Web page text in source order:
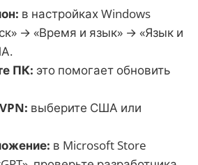
в настройках Windows
→ «Время и язык» → «Язык и
ПК: это помогает обновить
выберите США или
в Microsoft Store